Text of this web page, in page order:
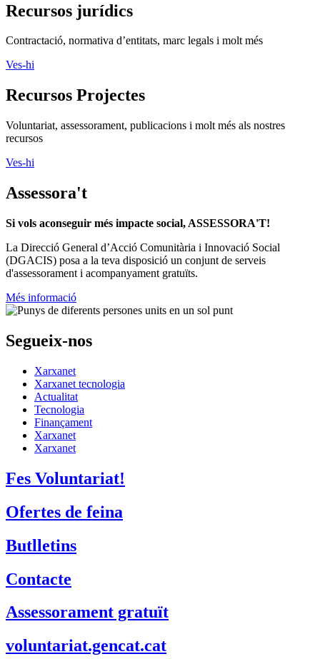
Recursos jurídics
Contractació, normativa d’entitats, marc legals i molt més
Ves-hi
Recursos Projectes
Voluntariat, assessorament, publicacions i molt més als nostres
recursos
Ves-hi
Assessora't
Si vols aconseguir més impacte social, ASSESSORA'T!
La Direcció General d’Acció Comunitària i Innovació Social
(DGACIS) posa a la teva disposició un conjunt de serveis
d'assessorament i acompanyament gratuïts.
Més informació
Segueix-nos
Xarxanet
Xarxanet tecnologia
Actualitat
Tecnologia
Finançament
Xarxanet
Xarxanet
Fes Voluntariat!
Ofertes de feina
Butlletins
Contacte
Assessorament gratuït
voluntariat.gencat.cat